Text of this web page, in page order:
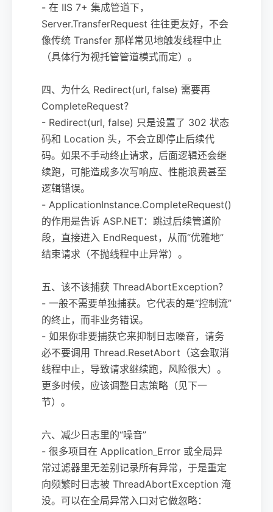
- 在 IIS 7+ 集成管道下，
Server.TransferRequest 往往更友好，不会
像传统 Transfer 那样常见地触发线程中止
（具体行为视托管管道模式而定）。
四、为什么 Redirect(url, false) 需要再
CompleteRequest？
- Redirect(url, false) 只是设置了 302 状态
码和 Location 头，不会立即停止后续代
码。如果不手动终止请求，后面逻辑还会继
续跑，可能造成多次写响应、性能浪费甚至
逻辑错误。
- ApplicationInstance.CompleteRequest()
的作用是告诉 ASP.NET：跳过后续管道阶
段，直接进入 EndRequest，从而“优雅地”
结束请求（不抛线程中止异常）。
五、该不该捕获 ThreadAbortException？
- 一般不需要单独捕获。它代表的是“控制流”
的终止，而非业务错误。
- 如果你非要捕获它来抑制日志噪音，请务
必不要调用 Thread.ResetAbort（这会取消
线程中止，导致请求继续跑，风险很大）。
更多时候，应该调整日志策略（见下一
节）。
六、减少日志里的“噪音”
- 很多项目在 Application_Error 或全局异
常过滤器里无差别记录所有异常，于是重定
向频繁时日志被 ThreadAbortException 淹
没。可以在全局异常入口对它做忽略：